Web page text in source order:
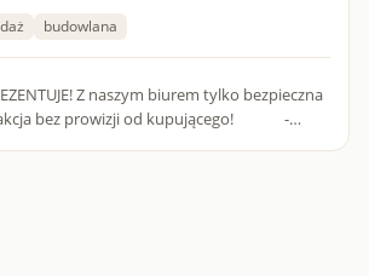
budowlana
tylko bezpieczna
bez prowizji od kupującego! -